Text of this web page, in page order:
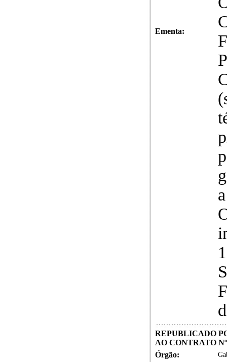
Ementa:
REPUBLICADO
AO CONTRATO
Órgão: